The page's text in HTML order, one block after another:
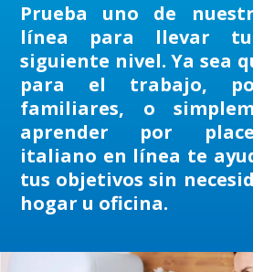
Prueba uno de
línea para llevar
siguiente nivel. Ya sea
para el trabajo,
familiares, o
aprender por
italiano en línea te
tus objetivos sin
hogar u oficina.